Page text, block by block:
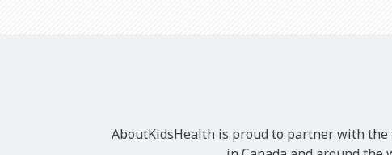
AboutKidsHealth is proud to partner with